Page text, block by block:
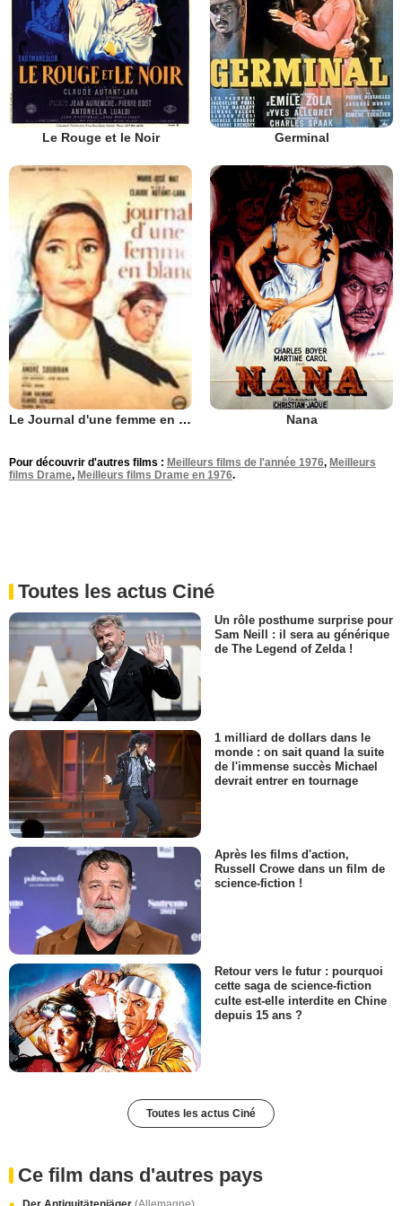
Le Rouge et le Noir Germinal
Le Journal d'une femme en blanc Nana
Pour découvrir d'autres films : Meilleurs films de l'année 1976, Meilleurs
films Drame, Meilleurs films Drame en 1976.
Toutes les actus Ciné
Un rôle posthume surprise pour
Sam Neill : il sera au générique
de The Legend of Zelda !
1 milliard de dollars dans le
monde : on sait quand la suite
de l'immense succès Michael
devrait entrer en tournage
Après les films d'action,
Russell Crowe dans un film de
science-fiction !
Retour vers le futur : pourquoi
cette saga de science-fiction
culte est-elle interdite en Chine
depuis 15 ans ?
Toutes les actus Ciné
Ce film dans d'autres pays